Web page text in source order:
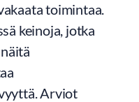
toimintaa.
keinoja, jotka
Arviot